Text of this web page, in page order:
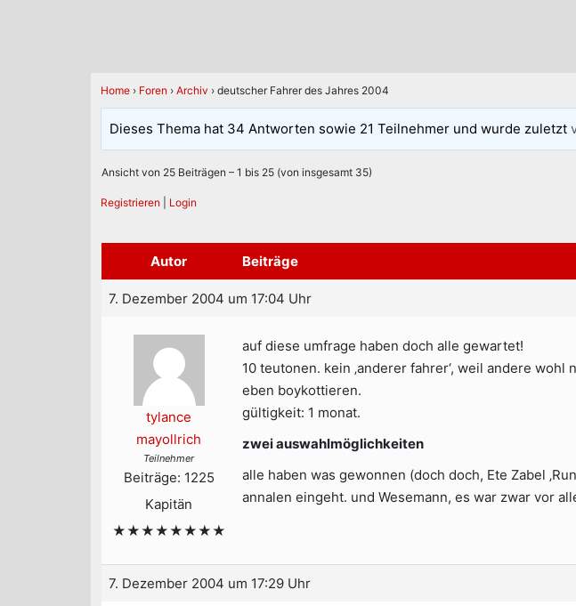
Home › Foren › Archiv › deutscher Fahrer des Jahres 2004
Dieses Thema hat 34 Antworten sowie 21 Teilnehmer und wurde zuletzt
Ansicht von 25 Beiträgen – 1 bis 25 (von insgesamt 35)
Registrieren Login
Autor Beiträge
7. Dezember 2004 um 17:04 Uhr
tylance
mayollrich
Teilnehmer
Beiträge: 1225
Kapitän
★★★★★★★★
auf diese umfrage haben doch alle gewartet!
10 teutonen. kein ‚anderer fahrer‘, weil andere
eben boykottieren.
gültigkeit: 1 monat.
zwei auswahlmöglichkeiten
alle haben was gewonnen (doch doch, Ete Zabel
annalen eingeht. und Wesemann, es war zwar vor
7. Dezember 2004 um 17:29 Uhr